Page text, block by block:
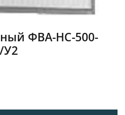
ФВА-НС-500-
У2